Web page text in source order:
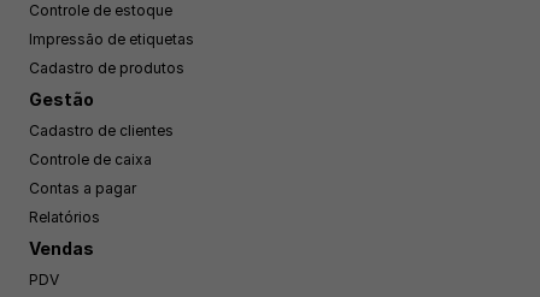
Controle de estoque
Impressão de etiquetas
Cadastro de produtos
Gestão
Cadastro de clientes
Controle de caixa
Contas a pagar
Relatórios
Vendas
PDV